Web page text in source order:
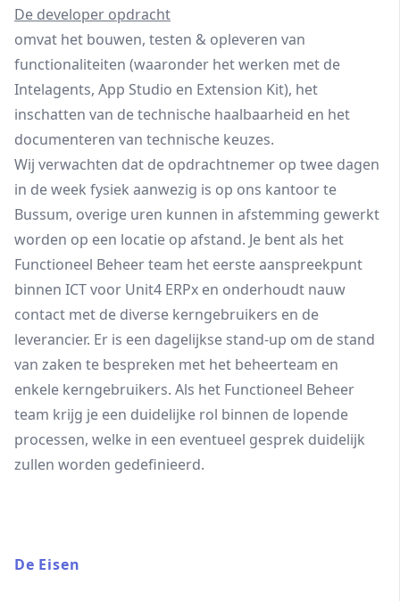
De developer opdracht
omvat het bouwen, testen & opleveren van
functionaliteiten (waaronder het werken met de
Intelagents, App Studio en Extension Kit), het
inschatten van de technische haalbaarheid en het
documenteren van technische keuzes.
Wij verwachten dat de opdrachtnemer op twee dagen
in de week fysiek aanwezig is op ons kantoor te
Bussum, overige uren kunnen in afstemming gewerkt
worden op een locatie op afstand. Je bent als het
Functioneel Beheer team het eerste aanspreekpunt
binnen ICT voor Unit4 ERPx en onderhoudt nauw
contact met de diverse kerngebruikers en de
leverancier. Er is een dagelijkse stand-up om de stand
van zaken te bespreken met het beheerteam en
enkele kerngebruikers. Als het Functioneel Beheer
team krijg je een duidelijke rol binnen de lopende
processen, welke in een eventueel gesprek duidelijk
zullen worden gedefinieerd.
De Eisen